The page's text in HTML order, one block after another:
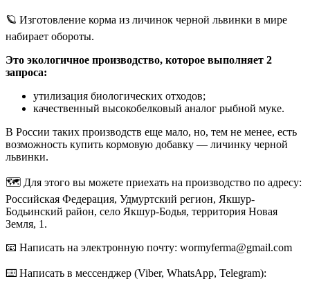
🪐 Изготовление корма из личинок черной львинки в мире
набирает обороты.
Это экологичное производство, которое выполняет 2
запроса:
утилизация биологических отходов;
качественный высокобелковый аналог рыбной муке.
В России таких производств еще мало, но, тем не менее, есть
возможность купить кормовую добавку — личинку черной
львинки.
🗺️ Для этого вы можете приехать на производство по адресу:
Российская Федерация, Удмуртский регион, Якшур-
Бодьинский район, село Якшур-Бодья, территория Новая
Земля, 1.
📧 Написать на электронную почту: wormyferma@gmail.com
⌨️ Написать в мессенджер (Viber, WhatsApp, Telegram):